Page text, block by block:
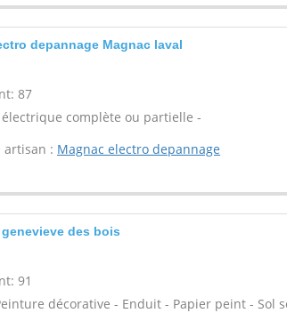
depannage Magnac laval
87
électrique complète ou partielle -
artisan : Magnac electro depannage
des bois
91
décorative - Enduit - Papier peint - Sol